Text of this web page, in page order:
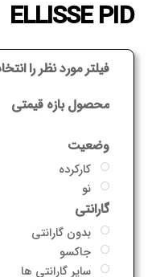
ELLISSE PID
فیلتر مورد نظر را
محصول بازه قیمتی
وضعیت
کارکرده
نو
گارانتی
بدون گارانتی
جاکسو
سایر گارانتی ها